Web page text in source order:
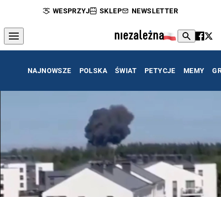
WESPRZYJ SKLEP NEWSLETTER
NAJNOWSZE POLSKA ŚWIAT PETYCJE MEMY